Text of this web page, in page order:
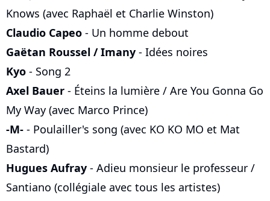
Knows (avec Raphaël et Charlie Winston)
Claudio Capeo - Un homme debout
Gaëtan Roussel / Imany - Idées noires
Kyo - Song 2
Axel Bauer - Éteins la lumière / Are You Gonna Go
My Way (avec Marco Prince)
-M- - Poulailler's song (avec KO KO MO et Mat
Bastard)
Hugues Aufray - Adieu monsieur le professeur /
Santiano (collégiale avec tous les artistes)